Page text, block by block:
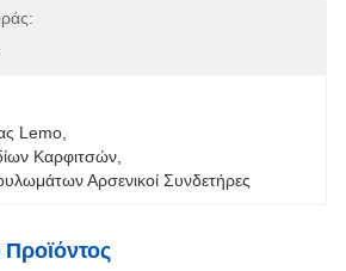
Lemo
Καρφιτσών
Αρσενικοί Συνδετήρες